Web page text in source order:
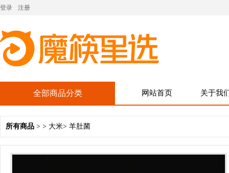
登录 注册
全部商品分类 网站首页 关于我
所有商品 > > 大米> 羊肚菌